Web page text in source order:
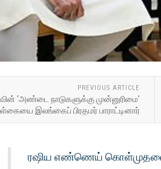
PREVIOUS ARTICLE
'அண்டை நாடுகளுக்கு முன்னுரிமை'
இலங்கைப் பிரதமர் பாராட்டினார்
ரஷிய எண்ணெய் கொள்முதலை